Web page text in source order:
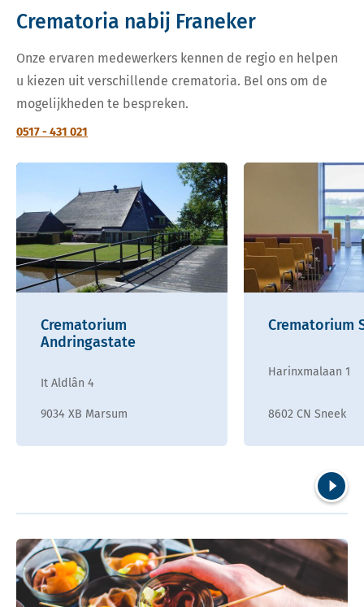
Crematoria nabij Franeker
Onze ervaren medewerkers kennen de regio en helpen
u kiezen uit verschillende crematoria. Bel ons om de
mogelijkheden te bespreken.
0517 - 431 021
Crematorium
Andringastate
It Aldlân 4
9034 XB Marsum
Crematorium
Harinxmalaan 1
8602 CN Sneek